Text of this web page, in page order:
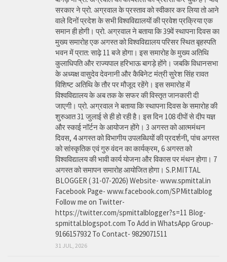
सरकार ने प्रो. अग्रवाल के प्रस्ताव को स्वीकार कर लिया तो आने
वाले दिनों प्रदेश के सभी विश्वविद्यालयों की प्रवेश प्रक्रिया एक
समान ही होगी। प्रो. अग्रवाल ने बताया कि 39वें स्थापना दिवस का
मुख्य समारोह एक अगस्त को विश्वविद्यालय परिसर स्थित बृहस्पति
भवन में प्रात: साढ़े 11 बजे होगा। इस समारोह के मुख्य अतिथि
कुलाधिपति और राज्यपाल हरिभाऊ बागड़े होंगे। जबकि विधानसभा
के अध्यक्ष वासुदेव देवनानी और कैबिनेट मंत्री सुरेश सिंह रावत
विशिष्ट अतिथि के तौर पर मौजूद रहेंगे। इस समारोह में
विश्वविद्यालय के अब तक के सफर की विस्तृत जानकारी दी
जाएगी। प्रो. अग्रवाल ने बताया कि स्थापना दिवस के समारोह की
शुरुआत 31 जुलाई से ही हो रही है। इस दिन 108 दीपों से दीप यज्ञ
और स्काई नॉर्टन के आयोजन होंगे। 3 अगस्त को आत्ममंथन
दिवस, 4 अगस्त को विभागीय उपलब्धियों की प्रदर्शनी, पांच अगस्त
को सांस्कृतिक एवं गुरु वंदन का कार्यक्रम, 6 अगस्त को
विश्वविद्यालय की भावी कार्य योजना और विकास पर मंथन होगा। 7
अगस्त को समापन समारोह आयोजित होगा। S.P.MITTAL
BLOGGER ( 31-07-2026) Website- www.spmittal.in
Facebook Page- www.facebook.com/SPMittalblog
Follow me on Twitter-
https://twitter.com/spmittalblogger?s=11 Blog-
spmittal.blogspot.com To Add in WhatsApp Group-
9166157932 To Contact- 9829071511
31 JUL, 2026